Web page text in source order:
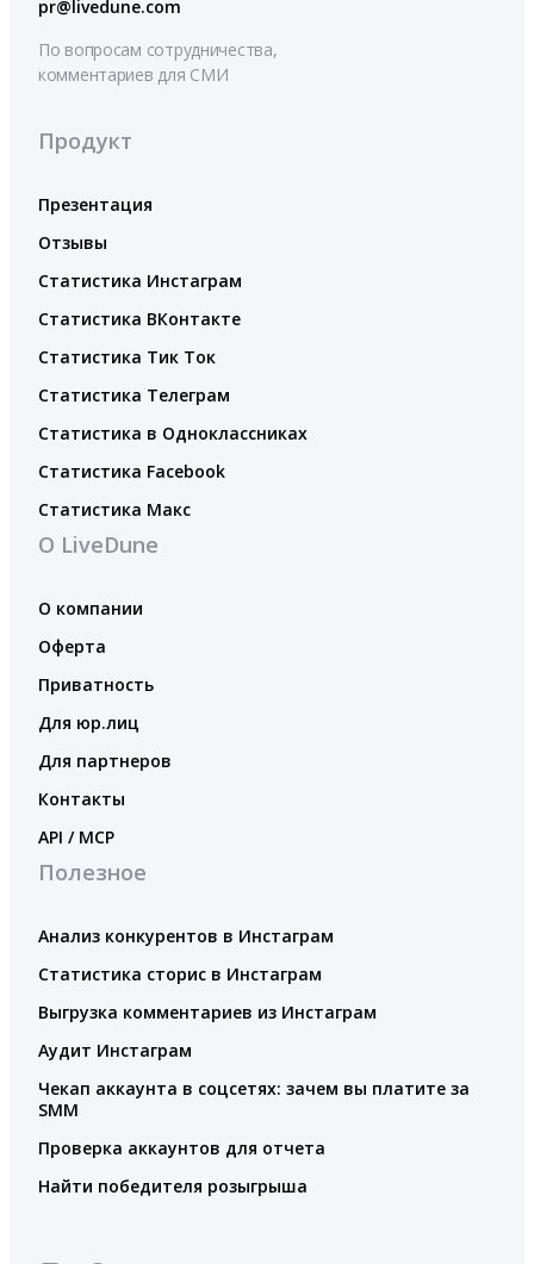
pr@livedune.com
По вопросам сотрудничества,
комментариев для СМИ
Продукт
Презентация
Отзывы
Статистика Инстаграм
Статистика ВКонтакте
Статистика Тик Ток
Статистика Телеграм
Статистика в Одноклассниках
Статистика Facebook
Статистика Макс
О LiveDune
О компании
Оферта
Приватность
Для юр.лиц
Для партнеров
Контакты
API / MCP
Полезное
Анализ конкурентов в Инстаграм
Статистика сторис в Инстаграм
Выгрузка комментариев из Инстаграм
Аудит Инстаграм
Чекап аккаунта в соцсетях: зачем вы платите за
SMM
Проверка аккаунтов для отчета
Найти победителя розыгрыша